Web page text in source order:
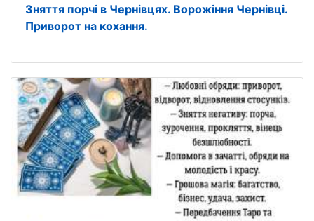
Зняття порчі в Чернівцях. Ворожіння Чернівці.
Приворот на кохання.